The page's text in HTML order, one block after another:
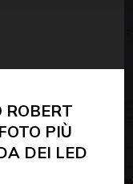
ROBERT
PIÙ
DEI LED